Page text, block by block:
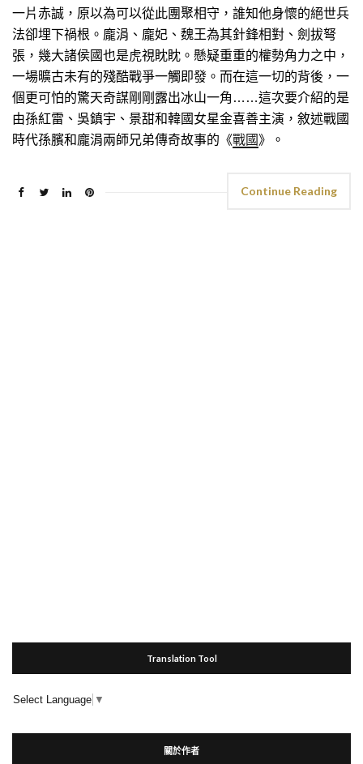
一片赤誠，原以為可以從此團聚相守，誰知他身懷的絕世兵
法卻埋下禍根。龐涓、龐妃、魏王為其針鋒相對、劍拔弩
張，幾大諸侯國也是虎視眈眈。懸疑重重的權勢角力之中，
一場曠古未有的殘酷戰爭一觸即發。而在這一切的背後，一
個更可怕的驚天奇謀剛剛露出冰山一角……這次要介紹的是
由孫紅雷、吳鎮宇、景甜和韓國女星金喜善主演，敘述戰國
時代孫臏和龐涓兩師兄弟傳奇故事的《戰國 》。
Continue Reading
Translation Tool
Select Language ▼
關於作者